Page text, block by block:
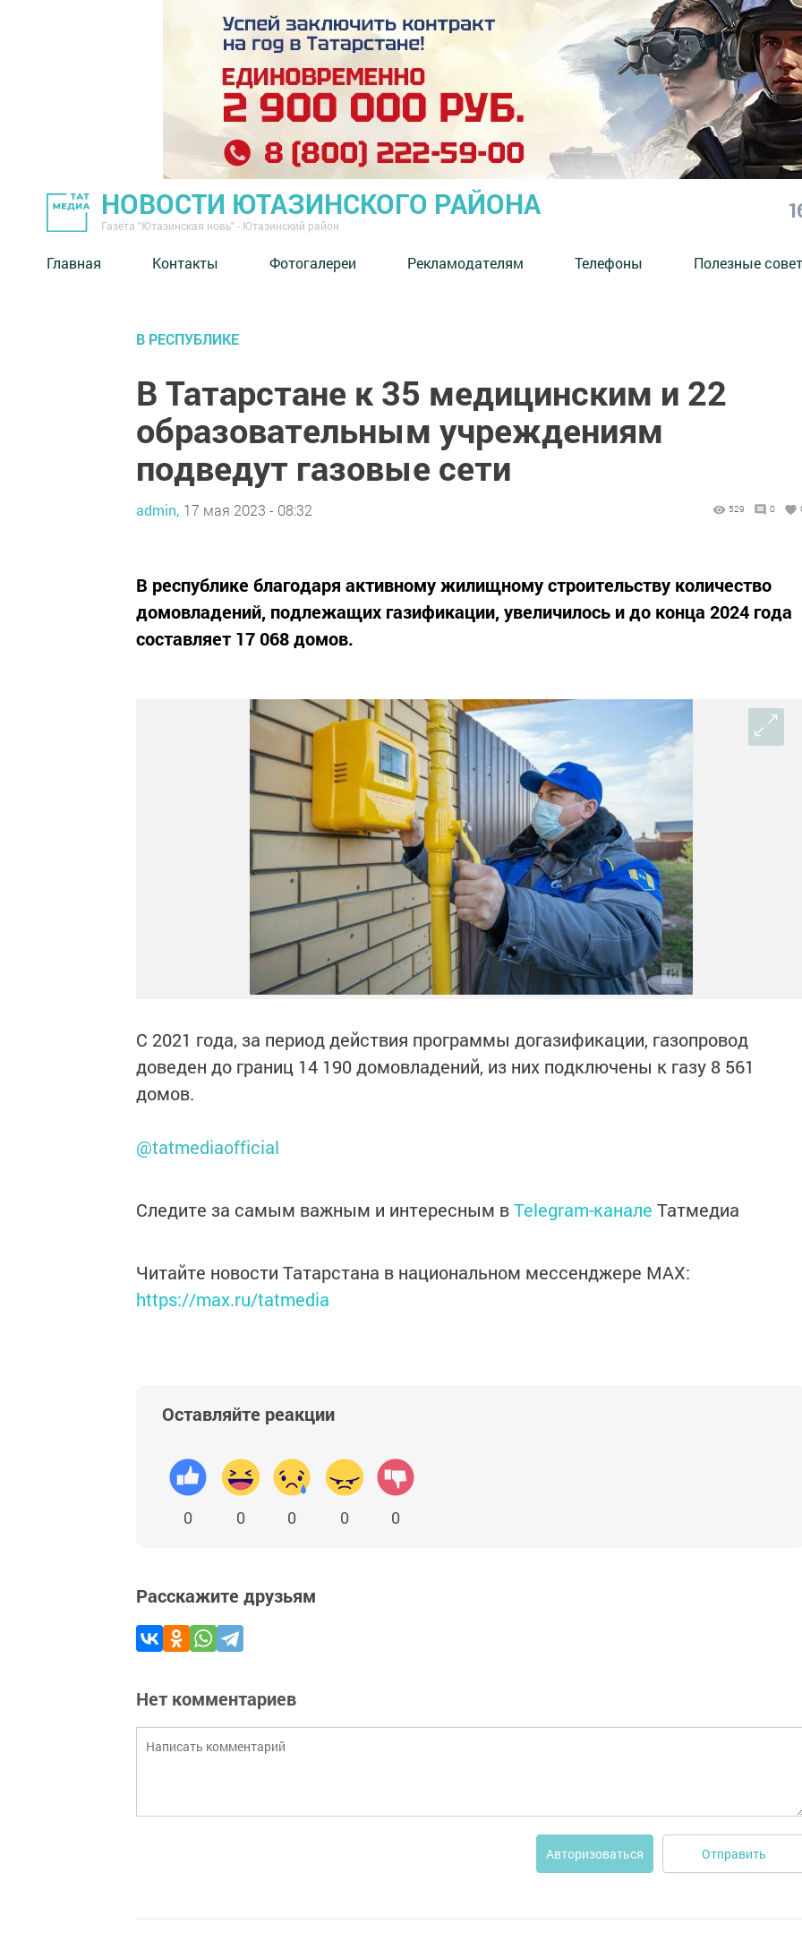
НОВОСТИ ЮТАЗИНСКОГО РАЙОНА
Газета "Ютазинская новь" - Ютазинский район
Главная Контакты Фотогалереи Рекламодателям Телефоны Полезные
В РЕСПУБЛИКЕ
В Татарстане к 35 медицинским и 22
образовательным учреждениям
подведут газовые сети
admin, 17 мая 2023 - 08:32 529 0
В республике благодаря активному жилищному строительству количество
домовладений, подлежащих газификации, увеличилось и до конца 2024 года
составляет 17 068 домов.
С 2021 года, за период действия программы догазификации, газопровод
доведен до границ 14 190 домовладений, из них подключены к газу 8 561
домов.
@tatmediaofficial
Следите за самым важным и интересным вTelegram-канале Татмедиа
Читайте новости Татарстана в национальном мессенджере MАХ:
https://max.ru/tatmedia
Оставляйте реакции
0 0 0 0 0
Расскажите друзьям
Нет комментариев
Авторизоваться Отправить